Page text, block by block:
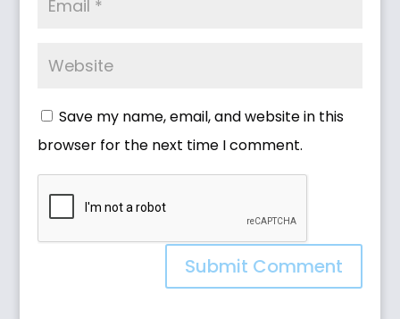
Save my name, email, and website in this
browser for the next time I comment.
Submit Comment